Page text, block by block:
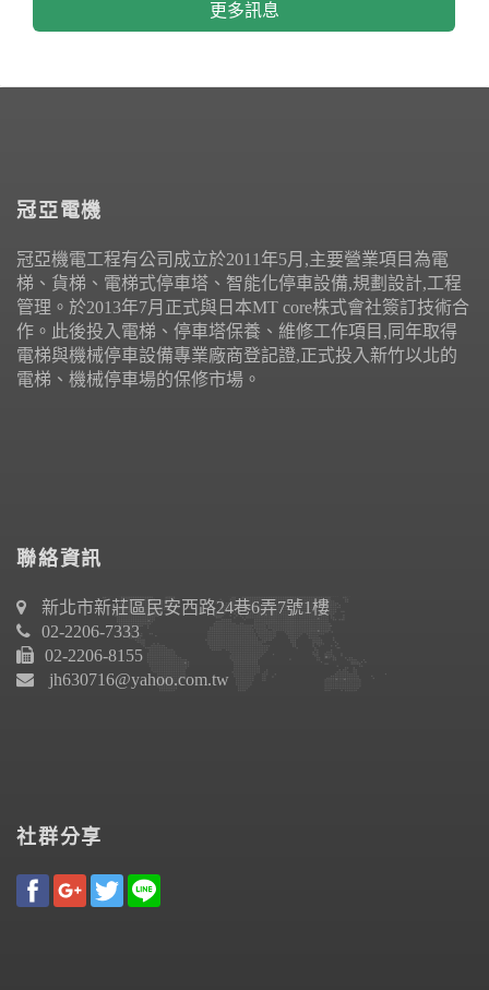
更多訊息
冠亞電機
冠亞機電工程有公司成立於2011年5月,主要營業項目為電
梯、貨梯、電梯式停車塔、智能化停車設備,規劃設計,工程
管理。於2013年7月正式與日本MT core株式會社簽訂技術合
作。此後投入電梯、停車塔保養、維修工作項目,同年取得
電梯與機械停車設備專業廠商登記證,正式投入新竹以北的
電梯、機械停車場的保修市場。
聯絡資訊
新北市新莊區民安西路24巷6弄7號1樓
02-2206-7333
02-2206-8155
jh630716@yahoo.com.tw
社群分享